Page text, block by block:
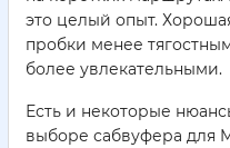
это целый опыт.
пробки менее
более увлекательными.
Есть и некоторые
выборе сабвуфера для